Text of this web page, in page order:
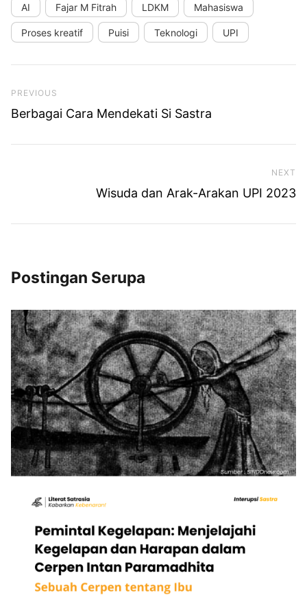
AI Fajar M Fitrah LDKM Mahasiswa
Proses kreatif Puisi Teknologi UPI
Previous Post
PREVIOUS
Berbagai Cara Mendekati Si Sastra
NEXT
Wisuda dan Arak-Arakan UPI 2023
Postingan Serupa